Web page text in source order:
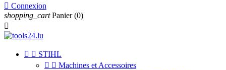
 Connexion
shopping_cart Panier (0)

  STIHL
  Machines et Accessoires